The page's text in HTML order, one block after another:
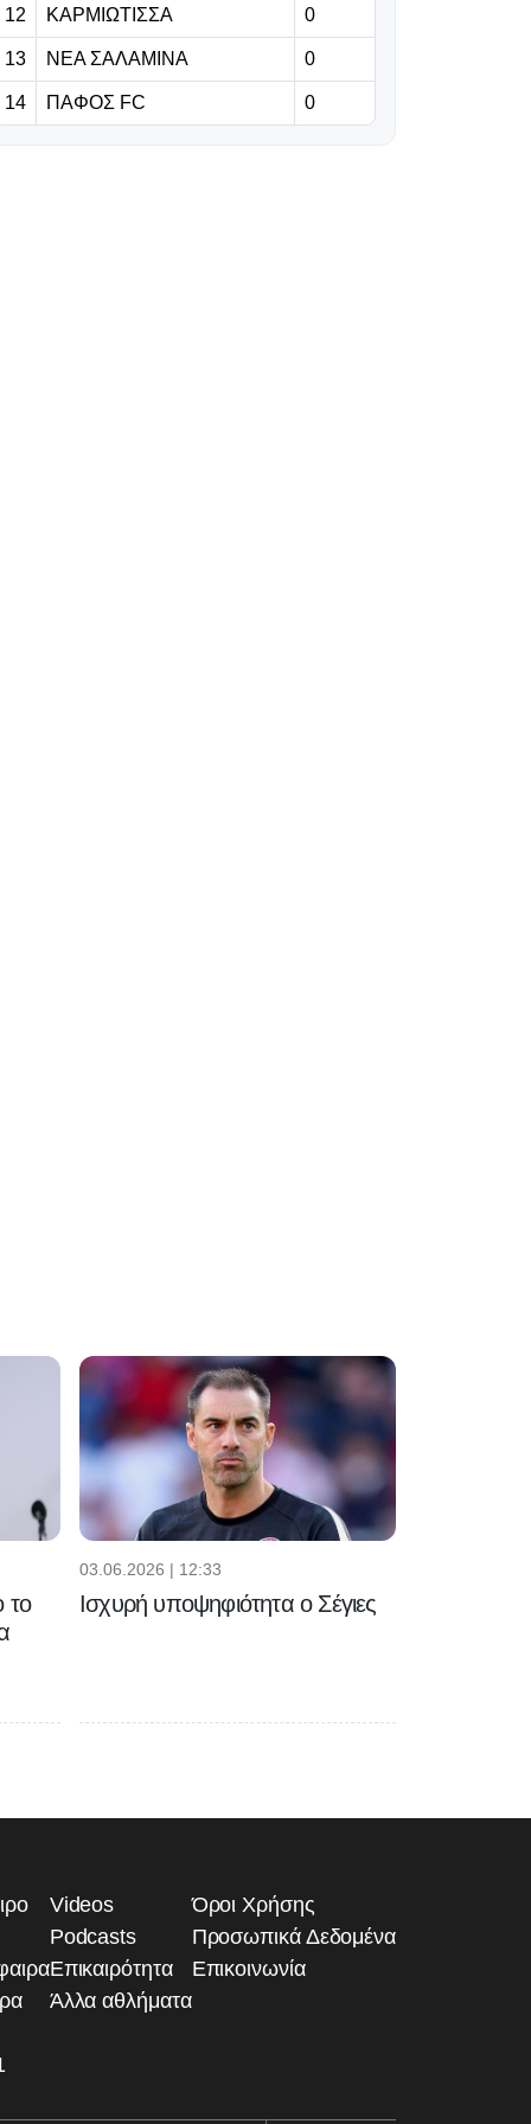
Μαραγκού σε
μάνατζερ για
διαρροές
12 ΚΑΡΜΙΩΤΙΣΣΑ 0
13 ΝΕΑ ΣΑΛΑΜΙΝΑ 0
14 ΠΑΦΟΣ FC 0
το
03.06.2026 | 12:33
Ισχυρή υποψηφιότητα ο Σέγιες
Videos
Podcasts
Επικαιρότητα
Άλλα αθλήματα
Όροι Χρήσης
Προσωπικά Δεδομένα
Επικοινωνία